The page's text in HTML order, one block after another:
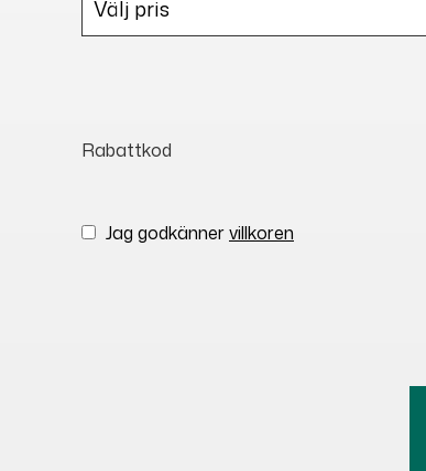
Rabattkod
Jag godkännervillkoren